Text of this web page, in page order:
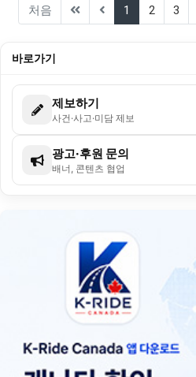
처음 1 (current)
2 3
바로가기
제보하기
사건·사고·미담 제보
광고·후원 문의
배너, 콘텐츠 협업